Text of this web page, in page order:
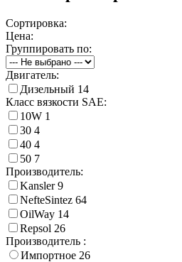
Сортировка:
Цена:
Группировать по:
Двигатель:
Дизельный 14
Класс вязкости SAE:
10W 1
30 4
40 4
50 7
Производитель:
Kansler9
NefteSintez 64
OilWay 14
Repsol 26
Производитель :
Импортное 26